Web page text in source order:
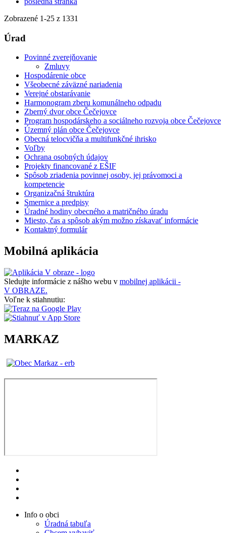
Zobrazené 1-25 z 1331
Úrad
Povinné zverejňovanie
Zmluvy
Hospodárenie obce
Všeobecné záväzné nariadenia
Verejné obstarávanie
Harmonogram zberu komunálneho odpadu
Zberný dvor obce Čečejovce
Program hospodárskeho a sociálneho rozvoja obce Čečejovce
Územný plán obce Čečejovce
Obecná telocvičňa a multifunkčné ihrisko
Voľby
Ochrana osobných údajov
Projekty financované z EŠIF
Spôsob zriadenia povinnej osoby, jej právomoci a
kompetencie
Organizačná štruktúra
Smernice a predpisy
Úradné hodiny obecného a matričného úradu
Miesto, čas a spôsob akým možno získavať informácie
Kontaktný formulár
Mobilná aplikácia
Sledujte informácie z nášho webu v mobilnej aplikácii -
V OBRAZE.
Voľne k stiahnutiu:
MARKAZ
Info o obci
Úradná tabuľa